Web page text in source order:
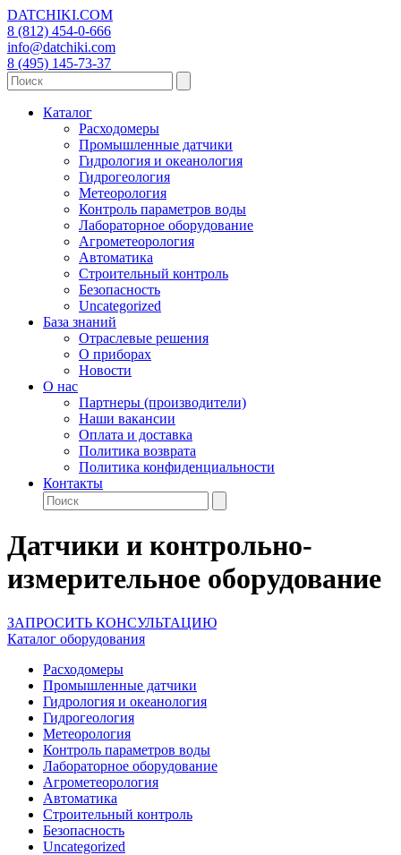
DATCHIKI.COM
8 (812) 454-0-666
info@datchiki.com
8 (495) 145-73-37
Каталог
Расходомеры
Промышленные датчики
Гидрология и океанология
Гидрогеология
Метеорология
Контроль параметров воды
Лабораторное оборудование
Агрометеорология
Автоматика
Строительный контроль
Безопасность
Uncategorized
База знаний
Отраслевые решения
О приборах
Новости
О нас
Партнеры (производители)
Наши вакансии
Оплата и доставка
Политика возврата
Политика конфиденциальности
Контакты
Датчики и контрольно-
измерительное оборудование
ЗАПРОСИТЬ КОНСУЛЬТАЦИЮ
Каталог оборудования
Расходомеры
Промышленные датчики
Гидрология и океанология
Гидрогеология
Метеорология
Контроль параметров воды
Лабораторное оборудование
Агрометеорология
Автоматика
Строительный контроль
Безопасность
Uncategorized